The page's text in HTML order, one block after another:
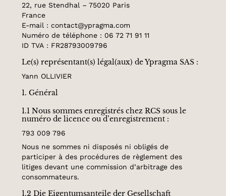
22, rue Stendhal – 75020 Paris
France
E-mail : contact@ypragma.com
Numéro de téléphone : 06 72 71 91 11
ID TVA : FR28793009796
Le(s) représentant(s) légal(aux) de Ypragma SAS :
Yann OLLIVIER
1. Général
1.1 Nous sommes enregistrés chez RCS sous le
numéro de licence ou d’enregistrement :
793 009 796
Nous ne sommes ni disposés ni obligés de
participer à des procédures de règlement des
litiges devant une commission d’arbitrage des
consommateurs.
1.2 Die Eigentumsanteile der Gesellschaft